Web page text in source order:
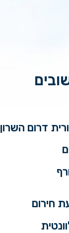
דרום השרון
חירום